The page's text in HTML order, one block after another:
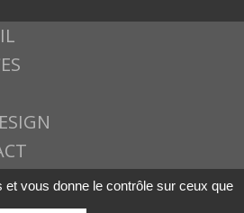
LEGALES
vous donne le contrôle sur ceux que